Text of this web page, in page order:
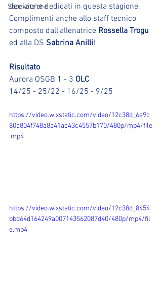
Sapevate che ...
dedizione dedicati in questa stagione.
Complimenti anche allo staff tecnico
composto dall'allenatrice Rossella Trogu
ed alla DS Sabrina Anilli!
Risultato
Aurora OSGB 1 - 3 OLC
14/25 - 25/22 - 16/25 - 9/25
https://video.wixstatic.com/video/12c38d_6a9c
80a804f748a8a41ac43c4557b170/480p/mp4/file
.mp4
https://video.wixstatic.com/video/12c38d_8454
bbd64d164249a007143562087d40/480p/mp4/fil
e.mp4